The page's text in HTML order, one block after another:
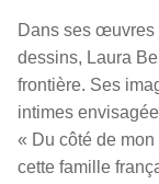
Dans ses œuvres
dessins, Laura
frontière. Ses
intimes
« Du côté de mon
cette famille